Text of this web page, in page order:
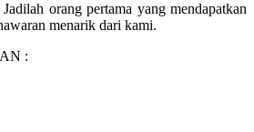
orang pertama yang mendapatkan
menarik dari kami.
: